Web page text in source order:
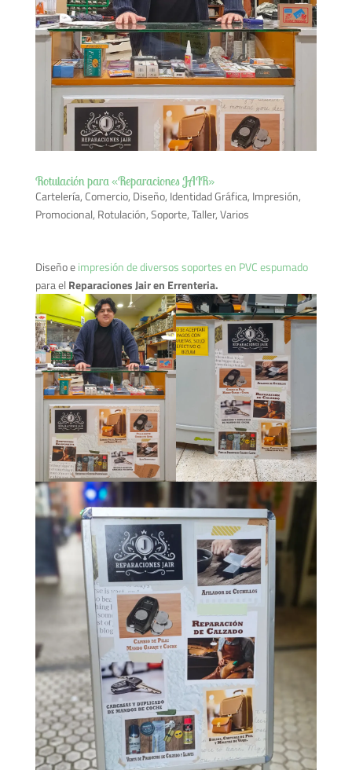
Rotulación para «Reparaciones JAIR»
Cartelería,Comercio, Diseño, Identidad Gráfica, Impresión,
Promocional, Rotulación,Soporte,Taller,Varios
Diseño eimpresión de diversos soportes en PVC espumado
para el Reparaciones Jair en Errenteria.